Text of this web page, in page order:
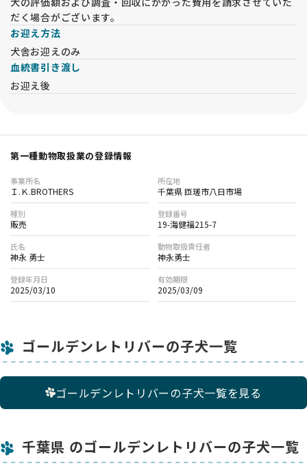
だく場合がございます。
お迎え方法
犬舎お迎えのみ
血統書引き渡し
お迎え後
第一種動物取扱業の登録情報
事業所名
Ｉ.Ｋ.BROTHERS
所在地
千葉県 匝瑳市八日市場
種別
販売
登録番号
19-海健福215-7
氏名
神永 勇士
動物取扱責任者
神永勇士
登録年月日
2025/03/10
有効期限
2025/03/09
ゴールデンレトリバーの子犬一覧
ゴールデンレトリバーの子犬一覧を見る
千葉県 のゴールデンレトリバーの子犬一覧